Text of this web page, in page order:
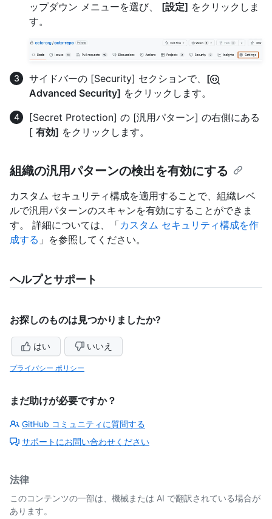
ップダウン メニューを選び、 [設定] をクリックしま
す。
サイドバーの [Security] セクションで、 [
Advanced Security] をクリックします。
[Secret Protection] の [汎用パターン] の右側にある
[ 有効] をクリックします。
組織の汎用パターンの検出を有効にする
カスタム セキュリティ構成を適用することで、組織レベ
ルで汎用パターンのスキャンを有効にすることができま
す。 詳細については、「カスタム セキュリティ構成を作
成する 」を参照してください。
ヘルプとサポート
お探しのものは見つかりましたか?
はい いいえ
プライバシー ポリシー
まだ助けが必要ですか？
GitHub コミュニティに質問する
サポートにお問い合わせください
法律
このコンテンツの一部は、機械または AI で翻訳されている場合が
あります。